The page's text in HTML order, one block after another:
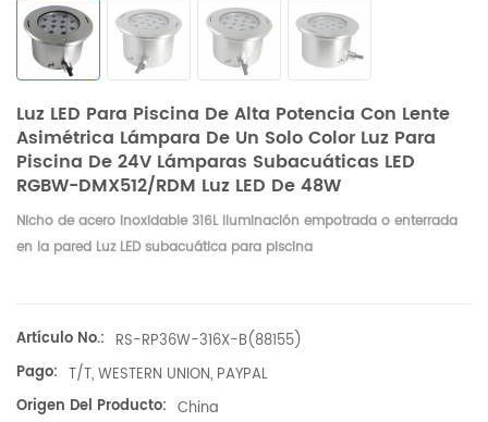
Luz LED Para Piscina De Alta Potencia Con Lente
Asimétrica Lámpara De Un Solo Color Luz Para
Piscina De 24V Lámparas Subacuáticas LED
RGBW-DMX512/RDM Luz LED De 48W
Nicho de acero inoxidable 316L Iluminación empotrada o enterrada
en la pared Luz LED subacuática para piscina
Artículo No.: RS-RP36W-316X-B(88155)
Pago: T/T, WESTERN UNION, PAYPAL
Origen Del Producto: China